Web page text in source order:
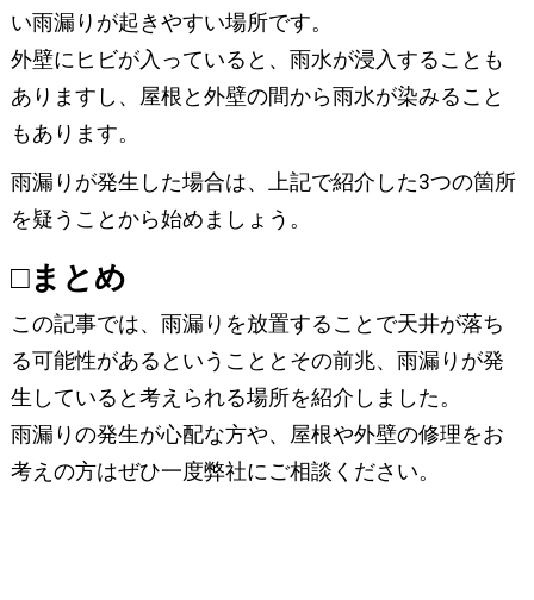
い雨漏りが起きやすい場所です。
外壁にヒビが入っていると、雨水が浸入することも
ありますし、屋根と外壁の間から雨水が染みること
もあります。
雨漏りが発生した場合は、上記で紹介した3つの箇所
を疑うことから始めましょう。
□まとめ
この記事では、雨漏りを放置することで天井が落ち
る可能性があるということとその前兆、雨漏りが発
生していると考えられる場所を紹介しました。
雨漏りの発生が心配な方や、屋根や外壁の修理をお
考えの方はぜひ一度弊社にご相談ください。